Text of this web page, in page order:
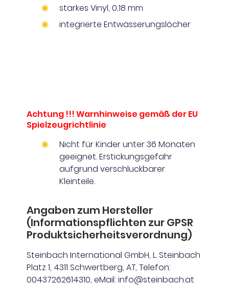
starkes Vinyl, 0,18 mm
integrierte Entwässerungslöcher
Achtung !!! Warnhinweise gemäß der EU
Spielzeugrichtlinie
Nicht für Kinder unter 36 Monaten
geeignet. Erstickungsgefahr
aufgrund verschluckbarer
Kleinteile.
Angaben zum Hersteller
(Informationspflichten zur GPSR
Produktsicherheitsverordnung)
Steinbach International GmbH, L. Steinbach
Platz 1, 4311 Schwertberg, AT, Telefon:
00437262614310, eMail: info@steinbach.at